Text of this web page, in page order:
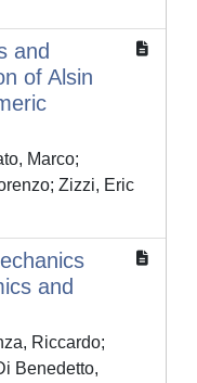
and
of Alsin
Marco;
Zizzi, Eric
and
Riccardo;
Benedetto,